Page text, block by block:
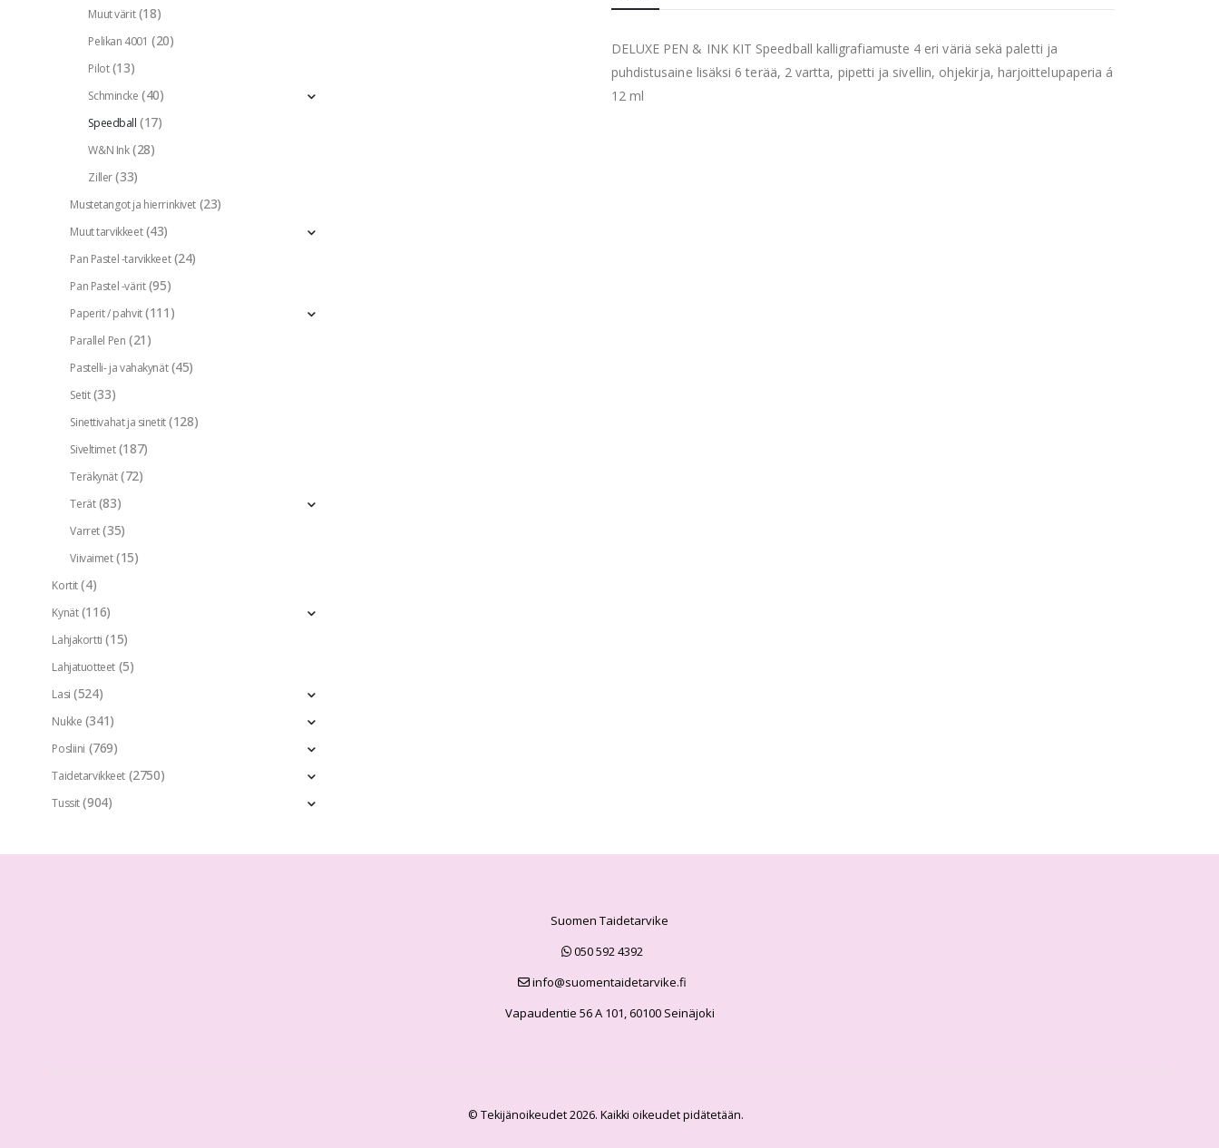
DELUXE PEN & INK KIT Speedball kalligrafiamuste 4 eri väriä sekä paletti ja
puhdistusaine lisäksi 6 terää, 2 vartta, pipetti ja sivellin, ohjekirja, harjoittelupaperia á
12 ml
Muut värit (18)
Pelikan 4001 (20)
Pilot (13)
Schmincke (40)
Speedball (17)
W&N Ink (28)
Ziller (33)
Mustetangot ja hierrinkivet (23)
Muut tarvikkeet (43)
Pan Pastel -tarvikkeet (24)
Pan Pastel -värit (95)
Paperit / pahvit (111)
Parallel Pen (21)
Pastelli- ja vahakynät (45)
Setit (33)
Sinettivahat ja sinetit (128)
Siveltimet (187)
Teräkynät (72)
Terät (83)
Varret (35)
Viivaimet (15)
Kortit (4)
Kynät (116)
Lahjakortti (15)
Lahjatuotteet (5)
Lasi (524)
Nukke (341)
Posliini (769)
Taidetarvikkeet (2750)
Tussit (904)
Suomen Taidetarvike
050 592 4392
info@suomentaidetarvike.fi
Vapaudentie 56 A 101, 60100 Seinäjoki
© Tekijänoikeudet 2026. Kaikki oikeudet pidätetään.